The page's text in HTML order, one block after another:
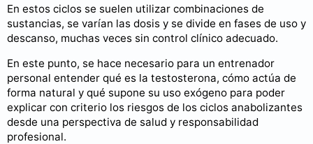
En estos ciclos se suelen utilizar combinaciones de
sustancias, se varían las dosis y se divide en fases de uso y
descanso, muchas veces sin control clínico adecuado.
En este punto, se hace necesario para un entrenador
personal entender qué es la testosterona, cómo actúa de
forma natural y qué supone su uso exógeno para poder
explicar con criterio los riesgos de los ciclos anabolizantes
desde una perspectiva de salud y responsabilidad
profesional.